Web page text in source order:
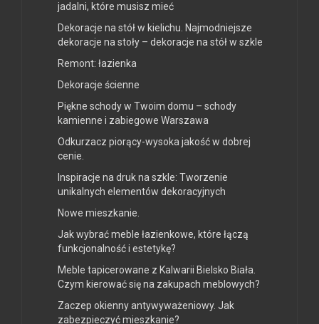
jadalni, które musisz mieć
Dekoracje na stół w kielichu. Najmodniejsze
dekoracje na stoły – dekoracje na stół w szkle
Remont: łazienka
Dekoracje ścienne
Piękne schody w Twoim domu – schody
kamienne i zabiegowe Warszawa
Odkurzacz piorący-wysoka jakość w dobrej
cenie.
Inspiracje na druk na szkle: Tworzenie
unikalnych elementów dekoracyjnych
Nowe mieszkanie.
Jak wybrać meble łazienkowe, które łączą
funkcjonalność i estetykę?
Meble tapicerowane z Kalwarii Bielsko Biała.
Czym kierować się na zakupach meblowych?
Zaczep okienny antywyważeniowy. Jak
zabezpieczyć mieszkanie?